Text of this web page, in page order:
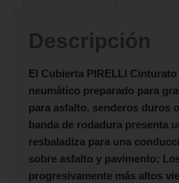
Descripción
El Cubierta PIRELLI Cinturato
neumático preparado para
para asfalto, senderos duros
banda de rodadura presenta
resbaladiza para una
sobre asfalto y pavimento;
progresivamente más altos